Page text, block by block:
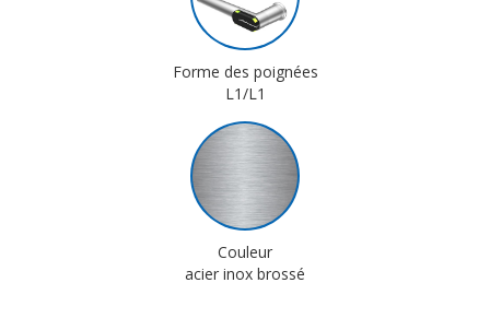
Forme des poignées
L1/L1
Couleur
acier inox brossé